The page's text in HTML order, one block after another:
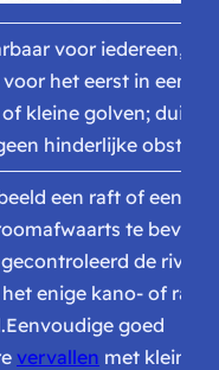
voor iedereen,
het eerst in een
of kleine golven;
hinderlijke
een raft of een
te
de rivier
enige kano- of raft-
Eenvoudige goed
vervallen met kleine